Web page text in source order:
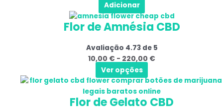
Adicionar
Flor de Amnésia CBD
Avaliação 4.73de 5
10,00 € - 220,00 €
Gama
de
10,00 €
Ver opções
Este
produto
várias
variantes.
As
opções
podem
ser
Flor de Gelato CBD
Gama
de
preços:
Este
produto
tem